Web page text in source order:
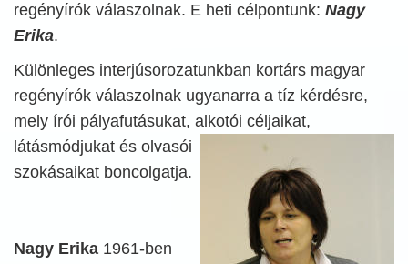
regényírók válaszolnak. E heti célpontunk: Nagy
Erika.
Különleges interjúsorozatunkban kortárs magyar
regényírók válaszolnak ugyanarra a tíz kérdésre,
mely írói pályafutásukat, alkotói céljaikat,
látásmódjukat és olvasói
szokásaikat boncolgatja.
Nagy Erika 1961-ben